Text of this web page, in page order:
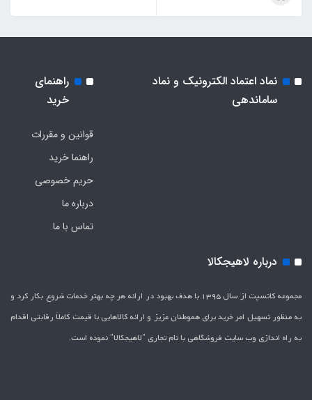
نماد اعتماد الکترونیک و نماد
ساماندهی
راهنمای
خرید
قوانین و مقررات
راهنما خرید
حریم خصوصی
درباره ما
تماس با ما
درباره لاهیجکالا
مجموعه کانسپت از سال 1395 با هدف بهبود در ارائه هر چه بهتر خدمات شروع بکار کرد و
به منظور تسهیل امر خرید برای هموطنان عزیز و ارائه کالاهایی با قیمت کاملاَ رقابتی اقدام
به راه اندازی وب سایت فروشگاهی با نام تجاری "لاهیج­کالا" نموده است.